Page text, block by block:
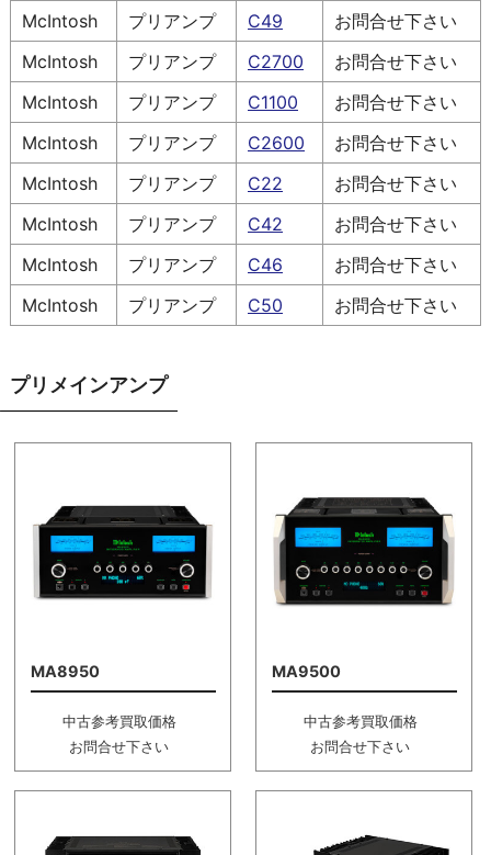
McIntosh
プリアンプ C49
お問合せ下さい
McIntosh
プリアンプ C2700
お問合せ下さい
McIntosh
プリアンプ C1100
お問合せ下さい
McIntosh
プリアンプ C2600
お問合せ下さい
McIntosh
プリアンプ C22
お問合せ下さい
McIntosh
プリアンプ C42
お問合せ下さい
McIntosh
プリアンプ C46
お問合せ下さい
McIntosh
プリアンプ C50 お問合せ下さい
プリメインアンプ
MA8950
中古参考買取価格
お問合せ下さい
MA9500
中古参考買取価格
お問合せ下さい